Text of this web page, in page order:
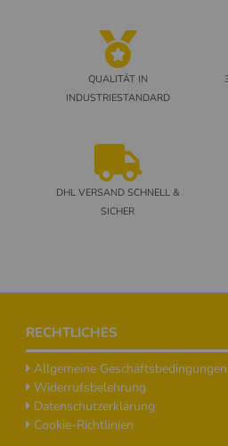
QUALITÄT IN
INDUSTRIESTANDARD
DHL VERSAND SCHNELL &
SICHER
FooterRECHTLICHES
Allgemeine Geschäftsbedingungen
Widerrufsbelehrung
Datenschutzerklärung
Cookie-Richtlinien